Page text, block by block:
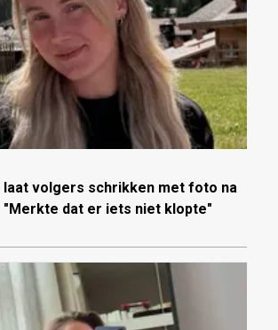
laat volgers schrikken met foto na
dat er iets niet klopte"